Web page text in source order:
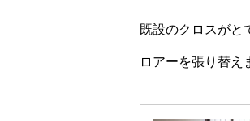
既設のクロスがと
ロアーを張り替え